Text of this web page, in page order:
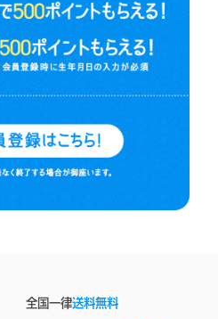
全国一律送料無料